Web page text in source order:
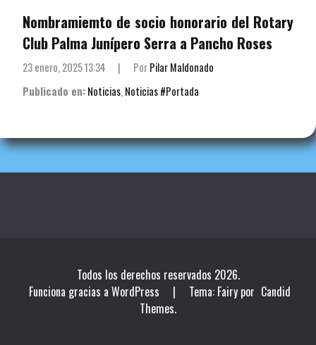
Nombramiemto de socio honorario del Rotary
Club Palma Junípero Serra a Pancho Roses
23 enero, 2025 13:34 | PorPilar Maldonado
Publicado en:Noticias,Noticias #Portada
Todos los derechos reservados 2026.
Funciona gracias a WordPress
| Tema: Fairy por Candid
Themes.